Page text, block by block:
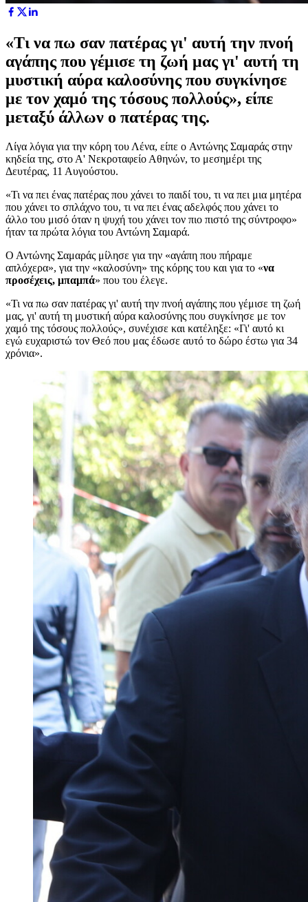
«Τι να πω σαν πατέρας γι' αυτή την πνοή
αγάπης που γέμισε τη ζωή μας γι' αυτή τη
μυστική αύρα καλοσύνης που συγκίνησε
με τον χαμό της τόσους πολλούς», είπε
μεταξύ άλλων ο πατέρας της.
Λίγα λόγια για την κόρη του Λένα, είπε ο Αντώνης Σαμαράς στην
κηδεία της, στο Α' Νεκροταφείο Αθηνών, το μεσημέρι της
Δευτέρας, 11 Αυγούστου.
«Τι να πει ένας πατέρας που χάνει το παιδί του, τι να πει μια μητέρα
που χάνει το σπλάχνο του, τι να πει ένας αδελφός που χάνει το
άλλο του μισό όταν η ψυχή του χάνει τον πιο πιστό της σύντροφο»
ήταν τα πρώτα λόγια του Αντώνη Σαμαρά.
Ο Αντώνης Σαμαράς μίλησε για την «αγάπη που πήραμε
απλόχερα», για την «καλοσύνη» της κόρης του και για το «να
προσέχεις, μπαμπά» που του έλεγε.
«Τι να πω σαν πατέρας γι' αυτή την πνοή αγάπης που γέμισε τη ζωή
μας, γι' αυτή τη μυστική αύρα καλοσύνης που συγκίνησε με τον
χαμό της τόσους πολλούς», συνέχισε και κατέληξε: «Γι' αυτό κι
εγώ ευχαριστώ τον Θεό που μας έδωσε αυτό το δώρο έστω για 34
χρόνια».